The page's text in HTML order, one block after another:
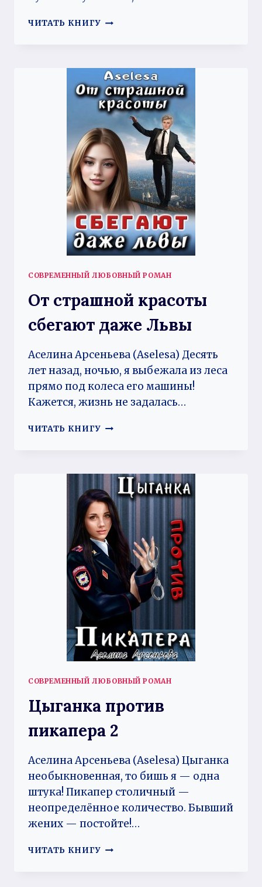
ЧИТАТЬ КНИГУ Я
СОВРЕМЕННЫЙ ЛЮБОВНЫЙ РОМАН
От страшной красоты
сбегают даже Львы
Аселина Арсеньева (Aselesa) Десять
лет назад, ночью, я выбежала из леса
прямо под колеса его машины!
Кажется, жизнь не задалась…
ЧИТАТЬ КНИГУ ОТ
ДАЖЕ
ЛЬВЫ
СОВРЕМЕННЫЙ ЛЮБОВНЫЙ РОМАН
Цыганка против
пикапера 2
Аселина Арсеньева (Aselesa) Цыганка
необыкновенная, то бишь я — одна
штука! Пикапер столичный —
неопределённое количество. Бывший
жених — постойте!…
ЧИТАТЬ КНИГУ ЦЫГАНКА